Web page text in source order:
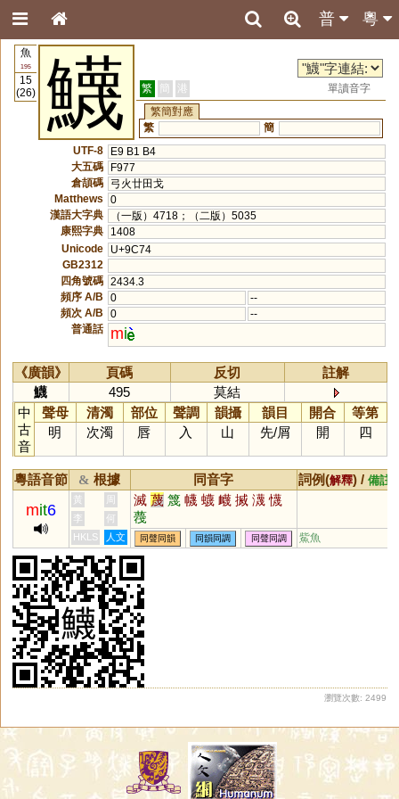
粵
普
魚
195
15
(26)
鱴 繁 簡 港
單讀音字
繁簡對應
繁
簡
UTF-8
E9 B1 B4
大五碼
F977
倉頡碼
弓火廿田戈
Matthews
0
漢語大字典
（一版）4718；（二版）5035
康熙字典
1408
Unicode
U+9C74
GB2312
四角號碼 2434.3
頻序 A/B
0
--
頻次 A/B
0
--
普通話
mi
《廣韻》 頁碼 反切
註解
鱴
495
莫結
中
古
音
聲母 清濁 部位 聲調 韻攝 韻目 開合
等第
明
次濁 唇 入 山 先/屑 開 四
粵語音節 & 根據 同音字 詞例(解釋) / 備註
mit6
黃 周 滅 蔑 篾 幭 蠛 衊 搣 瀎 懱
薎
李
何
HKLS
人文 同聲同韻 同韻同調 同聲同調 鮆魚
瀏覽次數: 2499